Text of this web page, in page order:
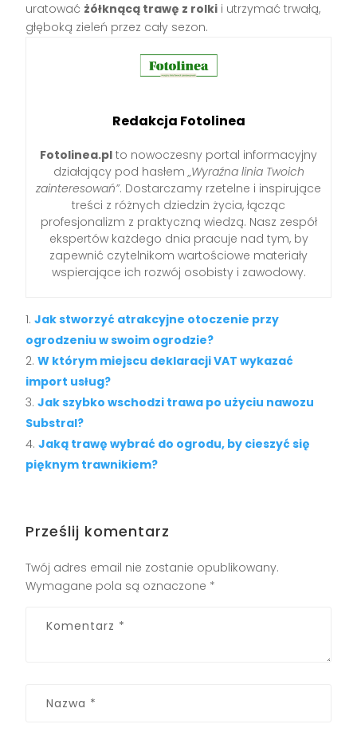
uratować żółknącą trawę z rolki i utrzymać trwałą,
głęboką zieleń przez cały sezon.
Redakcja Fotolinea
Fotolinea.pl to nowoczesny portal informacyjny
działający pod hasłem „Wyraźna linia Twoich
zainteresowań”. Dostarczamy rzetelne i inspirujące
treści z różnych dziedzin życia, łącząc
profesjonalizm z praktyczną wiedzą. Nasz zespół
ekspertów każdego dnia pracuje nad tym, by
zapewnić czytelnikom wartościowe materiały
wspierające ich rozwój osobisty i zawodowy.
Jak stworzyć atrakcyjne otoczenie przy
ogrodzeniu w swoim ogrodzie?
W którym miejscu deklaracji VAT wykazać
import usług?
Jak szybko wschodzi trawa po użyciu nawozu
Substral?
Jaką trawę wybrać do ogrodu, by cieszyć się
pięknym trawnikiem?
Prześlij komentarz
Twój adres email nie zostanie opublikowany.
Wymagane pola są oznaczone *